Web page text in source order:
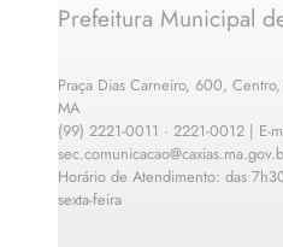
Prefeitura Municipal
Praça Dias Carneiro, 600,
MA
(99) 2221-0011 · 2221-0012 | E-
Horário de Atendimento: das
sexta-feira